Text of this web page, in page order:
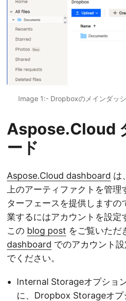
Image 1:- Dropboxのメインダッシ
Aspose.Cloud
ード
Aspose.Cloud dashboard は
上のアーティファクトを管
ターフェースを提供しますの
業するにはアカウントを設定
この blog post をご覧いただ
dashboard でのアカウント
でください。
Internal Storageオプショ
に、Dropbox Storageオプ